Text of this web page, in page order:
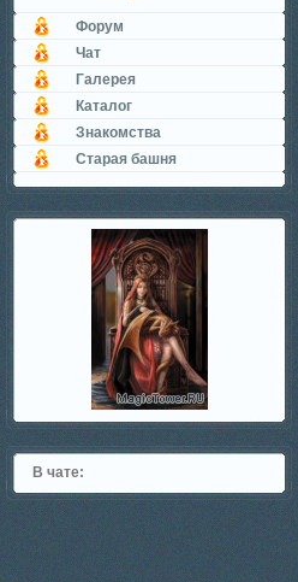
Форум
Чат
Галерея
Каталог
Знакомства
Старая башня
В чате: